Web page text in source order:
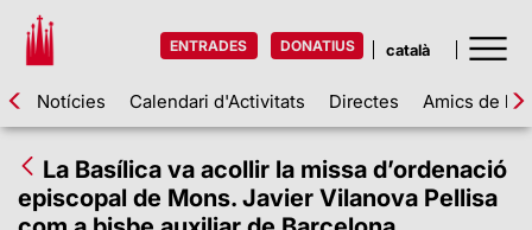
ENTRADES DONATIUS
Notícies Calendari d'Activitats Directes Amics de la
La Basílica va acollir la missa d’ordenació
episcopal de Mons. Javier Vilanova Pellisa